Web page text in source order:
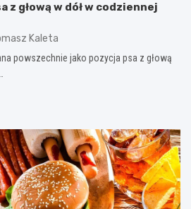
z głową w dół w codziennej
Kaleta
powszechnie jako pozycja psa z głową